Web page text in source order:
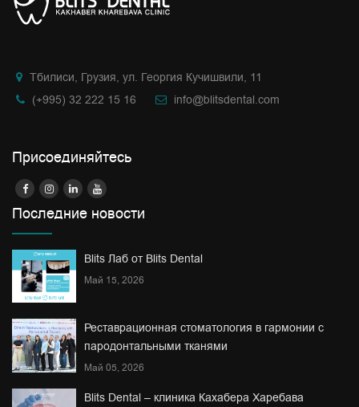
Тбилиси, Грузия, ул. Георгия Кучишвили, 11
(+995) 32 222 15 16
info@blitsdental.com
Присоединяйтесь
Последние новости
Blits Лаб от Blits Dental
Май 15, 2026
Реставрационная стоматология в гармонии с
пародонтальными тканями
Май 05, 2026
Blits Dental – клиника Кахабера Харебава